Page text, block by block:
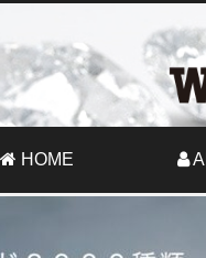
HOME